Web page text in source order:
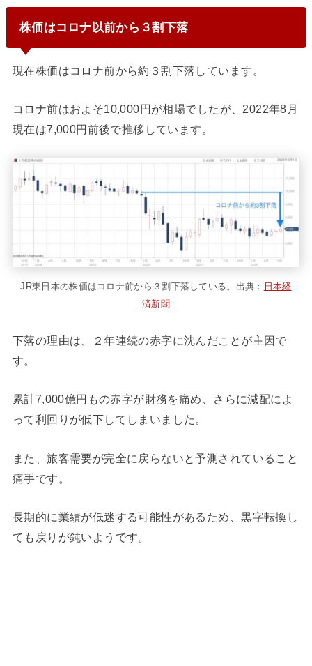
株価はコロナ以前から３割下落
現在株価はコロナ前から約３割下落しています。
コロナ前はおよそ10,000円が相場でしたが、2022年8月
現在は7,000円前後で推移しています。
JR東日本の株価はコロナ前から３割下落している。出典： 日本経
済新聞
下落の理由は、２年連続の赤字に沈んだことが主因で
す。
累計7,000億円もの赤字が財務を痛め、さらに減配によ
って利回りが低下してしまいました。
また、旅客需要が完全に戻らないと予測されていること
痛手です。
長期的に業績が低迷する可能性があるため、黒字転換し
ても戻りが鈍いようです。